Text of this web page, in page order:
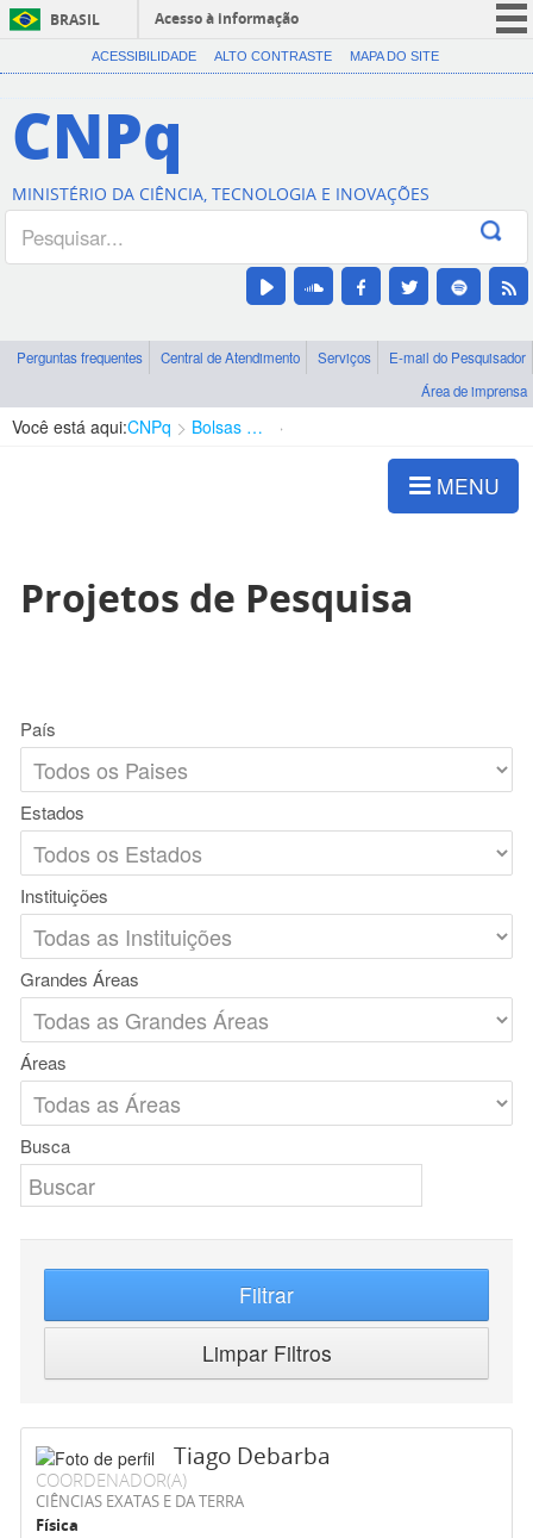
BRASIL
Acesso à informação
CORONAVÍRUS (COVID-19)
Canais
ACESSIBILIDADE ALTO CONTRASTE MAPA DO SITE
CNPq
MINISTÉRIO DA CIÊNCIA, TECNOLOGIA E INOVAÇÕES
Perguntas frequentes Central de Atendimento Serviços
E-mail do Pesquisador
Área de imprensa
Você está aqui:CNPq Bolsas e Auxílios Vigentes
MENU
Projetos de Pesquisa
País
Estados
Instituições
Grandes Áreas
Áreas
Busca
Filtrar
Limpar Filtros
Tiago Debarba
COORDENADOR(A)
CIÊNCIAS EXATAS E DA TERRA
Física